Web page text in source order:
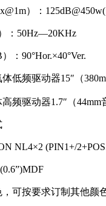
）：
：50Hz—20KHz
：90°Hor.×40°Ver.
低频驱动器15″（
器1.7″（44mm音
NL4×2 (PIN1+/
可按要求订制其他颜